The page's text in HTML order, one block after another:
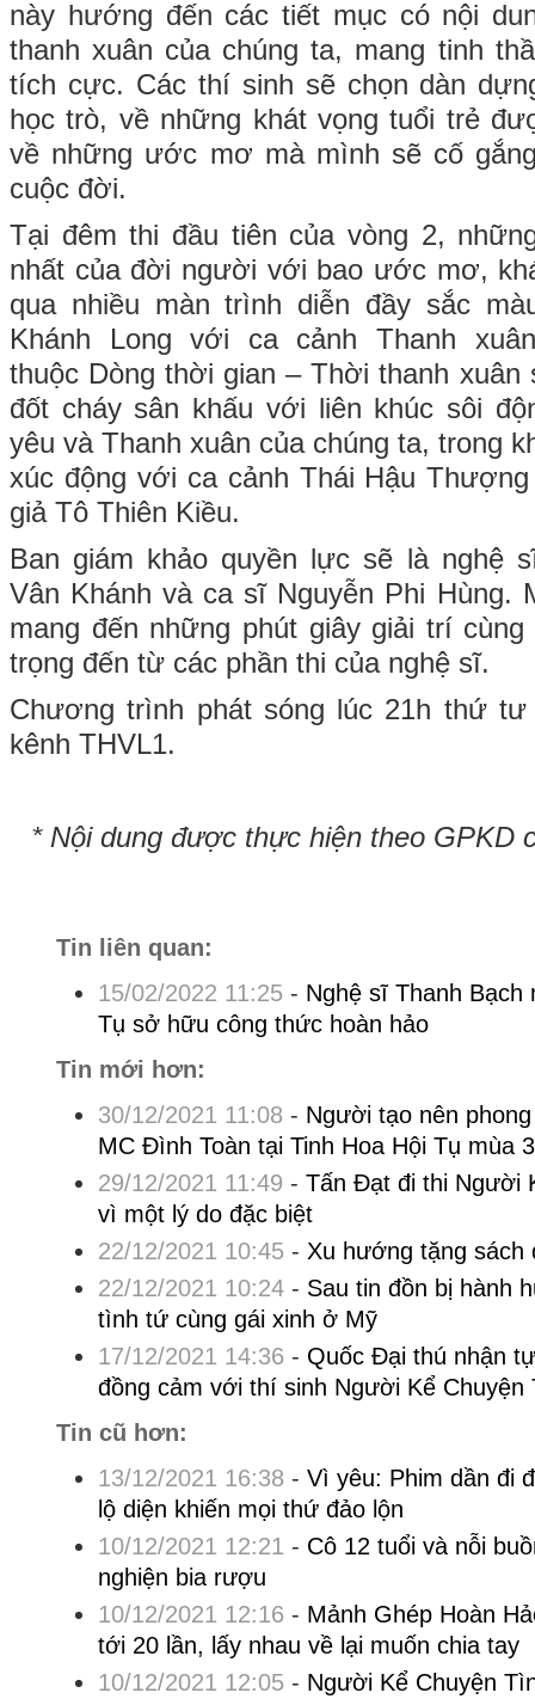
này hướng đến các tiết mục có nội
thanh xuân của chúng ta, mang tinh
tích cực. Các thí sinh sẽ chọn dàn
học trò, về những khát vọng tuổi trẻ
về những ước mơ mà mình sẽ cố
cuộc đời.
Tại đêm thi đầu tiên của vòng 2,
nhất của đời người với bao ước mơ,
qua nhiều màn trình diễn đầy sắc
Khánh Long với ca cảnh Thanh
thuộc Dòng thời gian – Thời thanh xuân
đốt cháy sân khấu với liên khúc sôi
yêu và Thanh xuân của chúng ta, trong
xúc động với ca cảnh Thái Hậu
giả Tô Thiên Kiều.
Ban giám khảo quyền lực sẽ là nghệ
Vân Khánh và ca sĩ Nguyễn Phi Hùng.
mang đến những phút giây giải trí
trọng đến từ các phần thi của nghệ sĩ.
Chương trình phát sóng lúc 21h thứ tư
kênh THVL1.
* Nội dung được thực hiện theo GPKD
Tin liên quan:
15/02/2022 11:25- Nghệ sĩ Thanh Bạch
Tụ sở hữu công thức hoàn hảo
Tin mới hơn:
30/12/2021 11:08 - Người tạo nên
MC Đình Toàn tại Tinh Hoa Hội Tụ mùa 3
29/12/2021 11:49 - Tấn Đạt đi thi Người
vì một lý do đặc biệt
22/12/2021 10:45- Xu hướng tặng sách
22/12/2021 10:24- Sau tin đồn bị hành
tình tứ cùng gái xinh ở Mỹ
17/12/2021 14:36 - Quốc Đại thú nhận
đồng cảm với thí sinh Người Kể Chuyện
Tin cũ hơn:
13/12/2021 16:38 - Vì yêu: Phim dần đi
lộ diện khiến mọi thứ đảo lộn
10/12/2021 12:21 - Cô 12 tuổi và nỗi
nghiện bia rượu
10/12/2021 12:16 - Mảnh Ghép Hoàn
tới 20 lần, lấy nhau về lại muốn chia tay
10/12/2021 12:05- Người Kể Chuyện